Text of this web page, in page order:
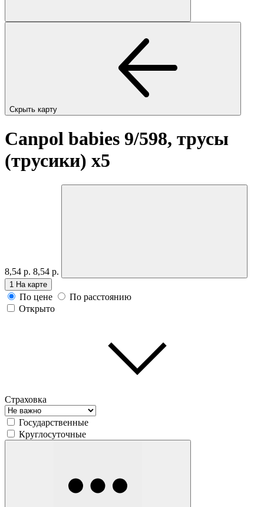
Скрыть карту
Canpol babies 9/598, трусы
(трусики) x5
8,54 р. 8,54 р.
1 На карте
По цене
По расстоянию
Открыто
Страховка
Государственные
Круглосуточные